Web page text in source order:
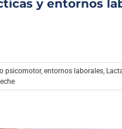
y entornos
psicomotor, entornos laborales